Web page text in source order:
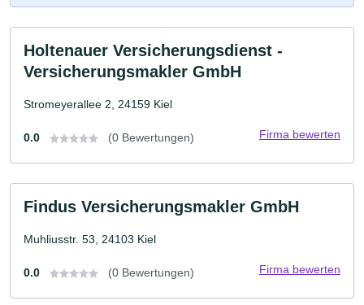
Holtenauer Versicherungsdienst -
Versicherungsmakler GmbH
Stromeyerallee 2, 24159 Kiel
0.0 (0 Bewertungen) Firma bewerten
Findus Versicherungsmakler GmbH
Muhliusstr. 53, 24103 Kiel
0.0 (0 Bewertungen) Firma bewerten